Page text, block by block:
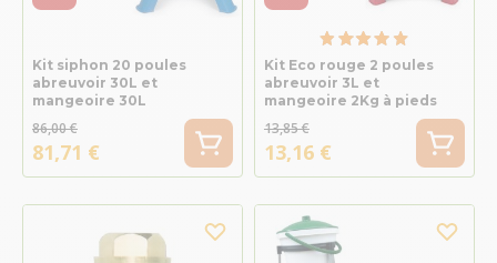
Kit siphon 20 poules
abreuvoir 30L et
mangeoire 30L
86,00 €
81,71 €
Kit Eco rouge 2 poules
abreuvoir 3L et
mangeoire 2Kg à pieds
13,85 €
13,16 €